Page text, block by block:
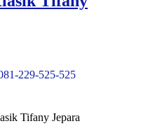
229-525-525
Tifany Jepara